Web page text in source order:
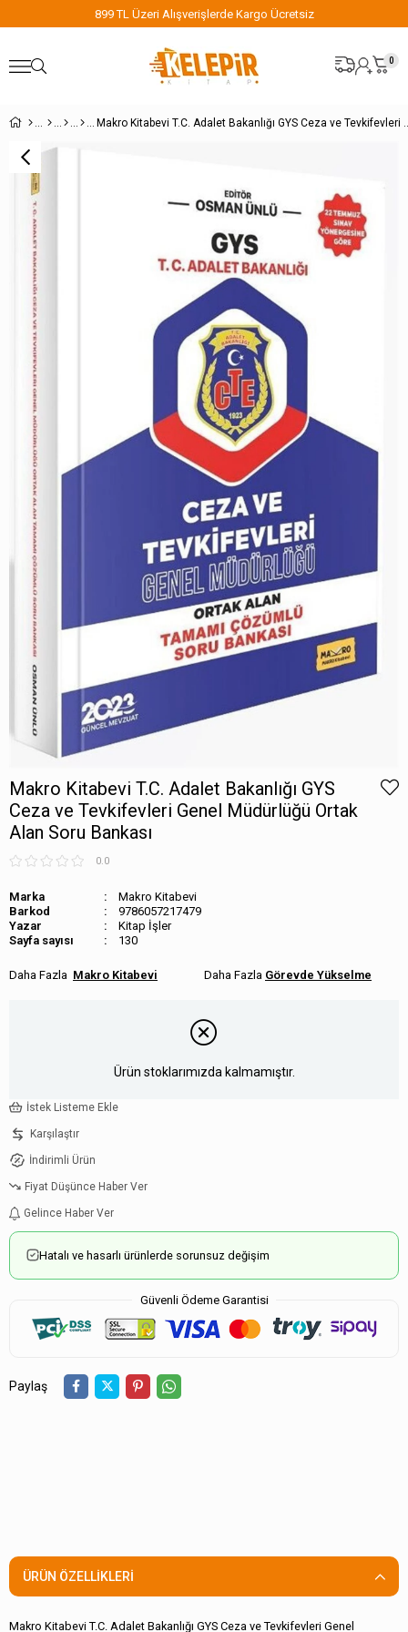
899 TL Üzeri Alışverişlerde Kargo Ücretsiz
0
Makro Kitabevi T.C. Adalet
Makro Kitabevi T.C. Adalet Bakanlığı GYS
Ceza ve Tevkifevleri Genel Müdürlüğü Ortak
Alan Soru Bankası
0.0
Marka
Makro Kitabevi
Barkod
9786057217479
Kitap İşler
Sayfa sayısı
130
Makro Kitabevi Görevde Yükselme
Ürün stoklarımızda kalmamıştır.
İstek Listeme Ekle
Karşılaştır
İndirimli Ürün
Fiyat Düşünce Haber Ver
Gelince Haber Ver
Hatalı ve hasarlı ürünlerde sorunsuz değişim
Güvenli Ödeme Garantisi
Paylaş
ÜRÜN ÖZELLIKLERI
Makro Kitabevi T.C. Adalet Bakanlığı GYS Ceza ve Tevkifevleri Genel